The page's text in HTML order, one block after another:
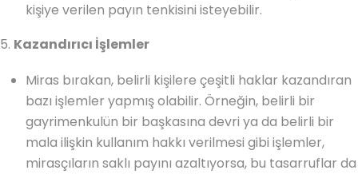
kişiye verilen payın tenkisini isteyebilir.
5. Kazandırıcı İşlemler
Miras bırakan, belirli kişilere çeşitli haklar kazandıran
bazı işlemler yapmış olabilir. Örneğin, belirli bir
gayrimenkulün bir başkasına devri ya da belirli bir
mala ilişkin kullanım hakkı verilmesi gibi işlemler,
mirasçıların saklı payını azaltıyorsa, bu tasarruflar da